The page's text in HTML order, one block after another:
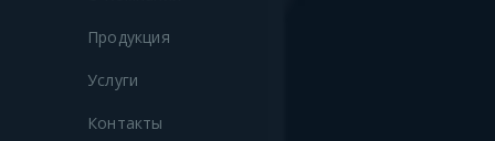
Продукция
Услуги
Контакты